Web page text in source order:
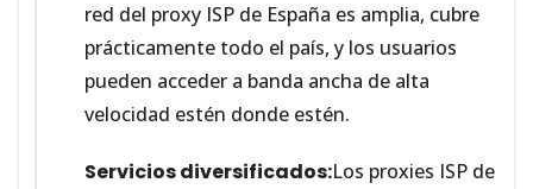
red del proxy ISP de España es amplia, cubre
prácticamente todo el país, y los usuarios
pueden acceder a banda ancha de alta
velocidad estén donde estén.
Servicios diversificados:Los proxies ISP de